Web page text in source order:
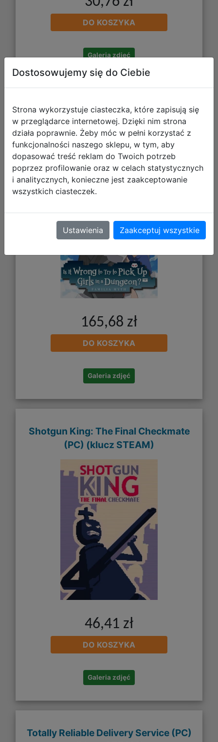
DO KOSZYKA
Galeria zdjęć
Is It Wrong to Try to Pick Up Girls in a
Dungeon? Infinite Combate (PC)
(klucz STEAM)
165,68 zł
DO KOSZYKA
Galeria zdjęć
Shotgun King: The Final Checkmate
(PC) (klucz STEAM)
46,41 zł
DO KOSZYKA
Galeria zdjęć
Totally Reliable Delivery Service (PC)
Dostosowujemy się do Ciebie
Strona wykorzystuje ciasteczka, które zapisują się
w przeglądarce internetowej. Dzięki nim strona
działa poprawnie. Żeby móc w pełni korzystać z
funkcjonalności naszego sklepu, w tym, aby
dopasować treść reklam do Twoich potrzeb
poprzez profilowanie oraz w celach statystycznych
i analitycznych, konieczne jest zaakceptowanie
wszystkich ciasteczek.
Ustawienia Zaakceptuj wszystkie